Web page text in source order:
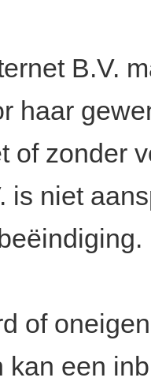
B.V.
haar
of zonder
is niet
of
kan een